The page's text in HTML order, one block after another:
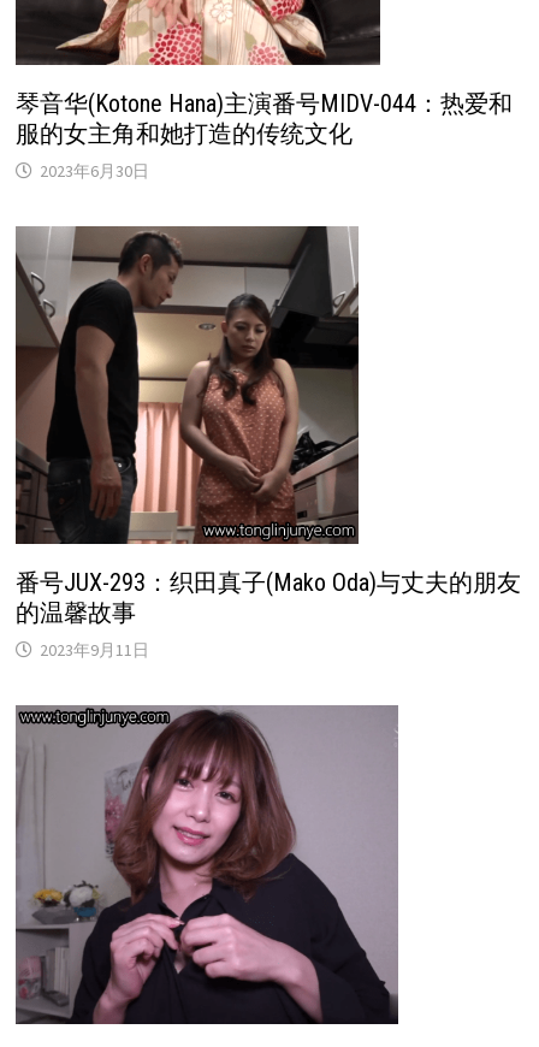
琴音华(Kotone Hana)主演番号MIDV-044：热爱和
服的女主角和她打造的传统文化
2023年6月30日
番号JUX-293：织田真子(Mako Oda)与丈夫的朋友
的温馨故事
2023年9月11日